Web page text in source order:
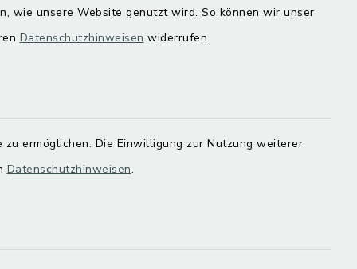
wie unsere Website genutzt wird. So können wir unser
Datenschutzhinweisen widerrufen.
ermöglichen. Die Einwilligung zur Nutzung weiterer
Datenschutzhinweisen.